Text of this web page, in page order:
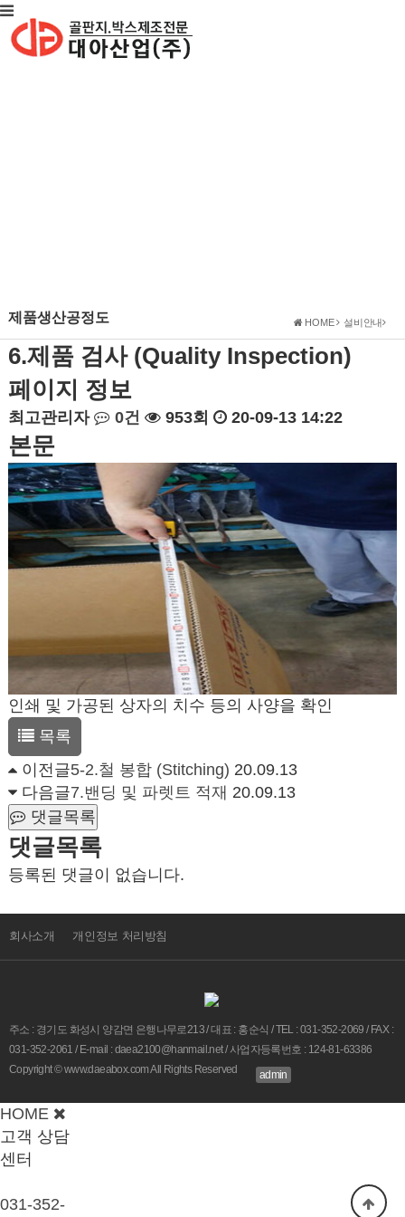
제품생산공정도 HOME 설비안내
6.제품 검사 (Quality Inspection)
페이지 정보
최고관리자 0건 953회 20-09-13 14:22
본문
인쇄 및 가공된 상자의 치수 등의 사양을 확인
목록
이전글5-2.철 봉합 (Stitching) 20.09.13
다음글7.밴딩 및 파렛트 적재 20.09.13
댓글목록
댓글목록
등록된 댓글이 없습니다.
회사소개 개인정보 처리방침
주소 : 경기도 화성시 양감면 은행나무로213 / 대표 : 홍순식 / TEL : 031-352-2069 / FAX :
031-352-2061 / E-mail : daea2100@hanmail.net / 사업자등록번호 : 124-81-63386
Copyright © www.daeabox.com All Rights Reserved
admin
HOME
고객 상담
센터
031-352-